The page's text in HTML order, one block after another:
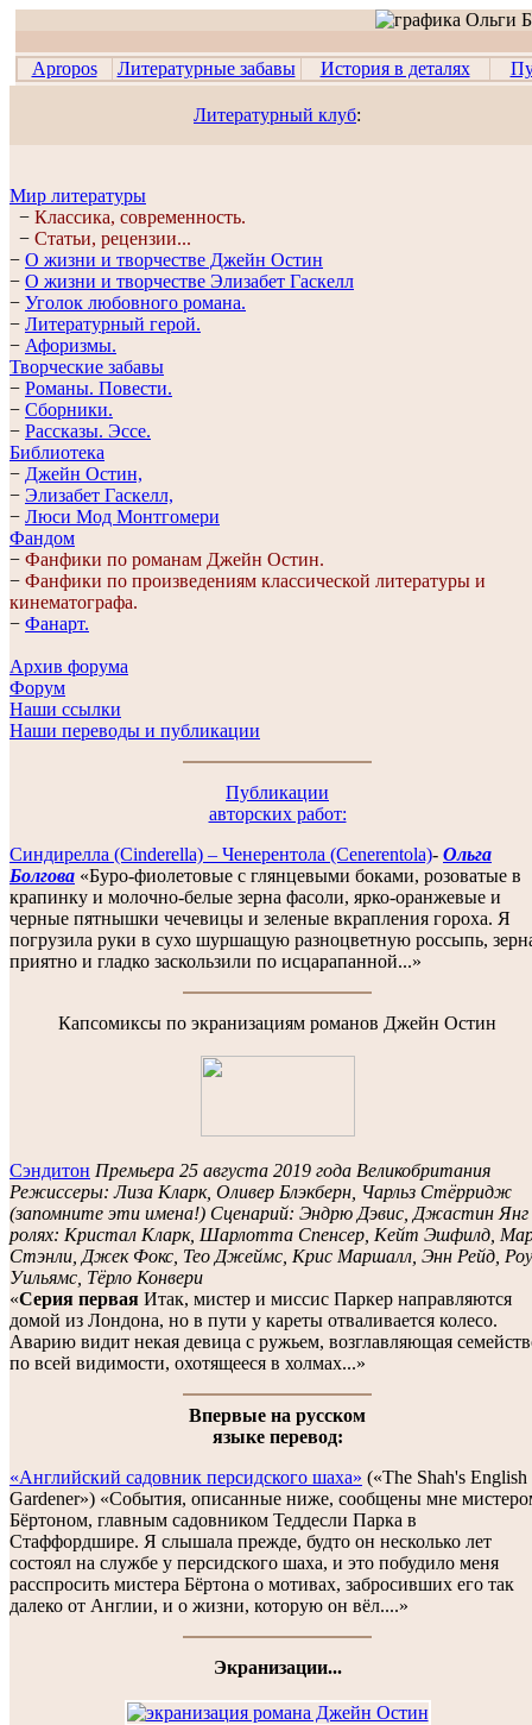
Apropos Литературные забавы История в деталях
Литературный клуб:
Мир литературы
− Классика, современность.
− Статьи, рецензии...
− О жизни и творчестве Джейн Остин
− О жизни и творчестве Элизабет Гaскелл
− Уголок любовного романа.
− Литературный герой.
− Афоризмы.
Творческие забавы
− Романы. Повести.
− Сборники.
− Рассказы. Эссe.
Библиотека
− Джейн Остин,
− Элизабет Гaскелл,
− Люси Мод Монтгомери
Фандом
− Фанфики по романам Джейн Остин.
− Фанфики по произведениям классической литературы и
кинематографа.
− Фанарт.
Архив форума
Форум
Наши ссылки
Наши переводы и публикации
Публикации
авторских работ:
Синдирелла (Сinderella) – Ченерентола (Cenerentola)- Ольга
Болгова «Буро-фиолетовые с глянцевыми боками, розоватые в
крапинку и молочно-белые зерна фасоли, ярко-оранжевые и
черные пятнышки чечевицы и зеленые вкрапления гороха. Я
погрузила руки в сухо шуршащую разноцветную россыпь,
приятно и гладко заскользили по исцарапанной...»
Капсомиксы по экранизациям романов Джейн Остин
Сэндитон Премьера 25 августа 2019 года Великобритания
Режиссеры: Лиза Кларк, Оливер Блэкберн, Чарльз Стёрридж
(запомните эти имена!) Сценарий: Эндрю Дэвис, Джастин
ролях: Кристал Кларк, Шарлотта Спенсер, Кейт Эшфилд,
Стэнли, Джек Фокс, Тео Джеймс, Крис Маршалл, Энн Рейд,
Уильямс, Тёрло Конвери
«Серия первая Итак, мистер и миссис Паркер направляются
домой из Лондона, но в пути у кареты отваливается колесо.
Аварию видит некая девица с ружьем, возглавляющая
по всей видимости, охотящееся в холмах...»
Впервые на русском
языке перевод:
«Английский садовник персидского шаха» («The Shah's English
Gardener») «События, описанные ниже, сообщены мне
Бёртоном, главным садовником Теддесли Парка в
Стаффордшире. Я слышала прежде, будто он несколько лет
состоял на службе у персидского шаха, и это побудило меня
расспросить мистера Бёртона о мотивах, забросивших его так
далеко от Англии, и о жизни, которую он вёл....»
Экранизации...